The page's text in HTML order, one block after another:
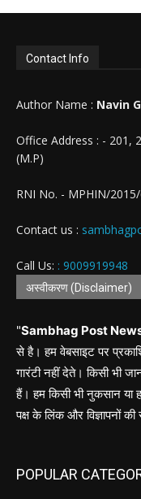
Contact Info
Author Name : Navin
Office Address : - 201,
(M.P)
RNI No. - MPHIN/
Contact us :
Call Us: : 9009919948
अस्वीकरण (Disclaimer)
"Sambhag Post
से है। हम वेबसाइट पर
गारंटी नहीं देते। किसी भी
हैं। हम किसी भी नुकसान या
पक्ष के लिंक और विज्ञापनों
POPULAR